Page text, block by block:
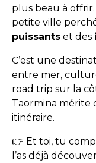
plus beau à
petite ville
puissants et des
C’est une
entre mer,
road trip sur la
Taormina mérite
itinéraire.
👉 Et toi, tu
l’as déjà